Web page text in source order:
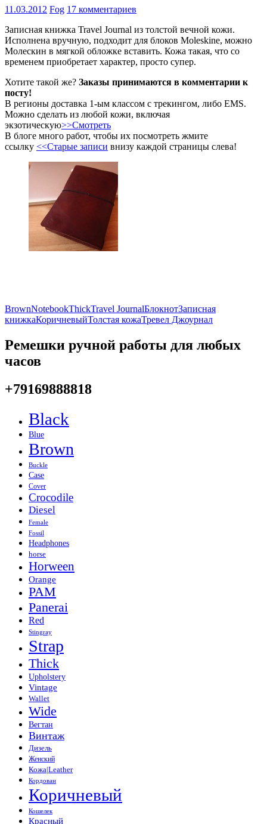
11.03.2012 Fog 17 комментариев
Записная книжка Travel Journal из толстой вечной кожи.
Исполнена вручную, подходит для блоков Moleskine, можно
Молескин в мягкой обложке вставить. Кожа такая, что со
временем приобретает характер, просто супер.
Хотите такой же? Заказы принимаются в комментарии к
посту!
В регионы доставка 1-ым классом с трекингом, либо EMS.
Можно сделать из любой кожи, включая
экзотическую>>Смотреть
В блоге много работ, чтобы их посмотреть жмите
ссылку <<Старые записи внизу каждой страницы слева!
BrownNotebookThickTravel JournalБлокнотЗаписная
книжкаКоричневыйТолстая кожаТревел Джоурнал
Ремешки ручной работы для любых
часов
+79169888818
Black
Blue
Brown
Buckle
Case
Cover
Crocodile
Diesel
Female
Fossil
Headphones
horse
Horween
Orange
PAM
Panerai
Red
Stingray
Strap
Thick
Upholstery
Vintage
Wallet
Wide
Вегтан
Винтаж
Дизель
Женский
Кожа|Leather
Кордован
Коричневый
Кошелек
Красный